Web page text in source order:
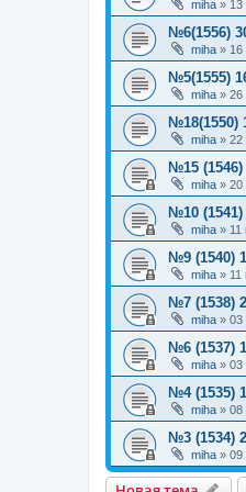
miha » 13
№6(1556)
miha » 16
№5(1555)
miha » 26
№18(1550)
miha » 22
№15 (1546)
miha » 20
№10
miha » 11
№9 (1540)
miha » 11
№7 (1538)
miha » 03
№6 (1537)
miha » 03
№4 (1535)
miha » 08
№3 (1534)
miha » 09